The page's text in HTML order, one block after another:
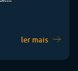
ler mais